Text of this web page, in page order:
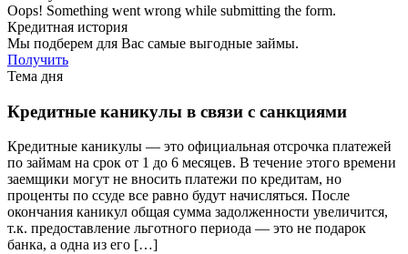
Oops! Something went wrong while submitting the form.
Кредитная история
Мы подберем для Вас самые выгодные займы.
Получить
Тема дня
Кредитные каникулы в связи с санкциями
Кредитные каникулы — это официальная отсрочка платежей
по займам на срок от 1 до 6 месяцев. В течение этого времени
заемщики могут не вносить платежи по кредитам, но
проценты по ссуде все равно будут начисляться. После
окончания каникул общая сумма задолженности увеличится,
т.к. предоставление льготного периода — это не подарок
банка, а одна из его […]